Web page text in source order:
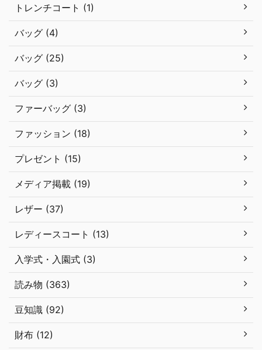
トレンチコート (1)
バッグ (4)
バッグ (25)
バッグ (3)
ファーバッグ (3)
ファッション (18)
プレゼント (15)
メディア掲載 (19)
レザー (37)
レディースコート (13)
入学式・入園式 (3)
読み物 (363)
豆知識 (92)
財布 (12)